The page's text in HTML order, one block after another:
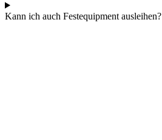
Kann ich auch Festequipment ausleihen?